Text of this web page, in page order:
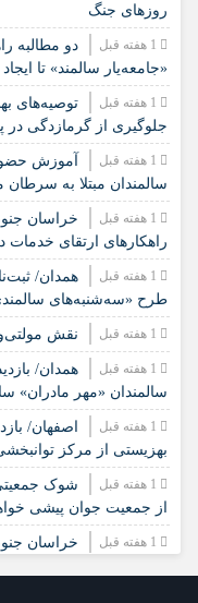
روزهای جنگ
دو مطالبه
«جامعه‌یار سالمند» تا
️توصیه‌های
جلوگیری از گرمازدگی در
آموزش
سالمندان مبتلا به
خراسان
راهکارهای ارتقای خدمات
همدان/
طرح «سه‌شنبه‌های
نقش
همدان/
سالمندان «مهر مادران»
اصفهان/
بهزیستی از مرکز
شوک
از جمعیت جوان پیشی
خراسان